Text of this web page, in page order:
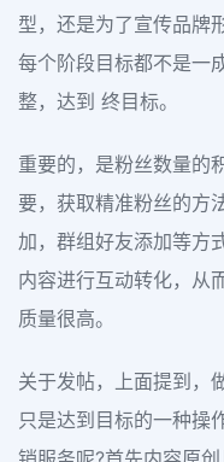
型，还是为了宣传品牌
每个阶段目标都不是一
整，达到 终目标。
重要的，是粉丝数量的
要，获取精准粉丝的方
加，群组好友添加等方
内容进行互动转化，从
质量很高。
关于发帖，上面提到，
只是达到目标的一种操